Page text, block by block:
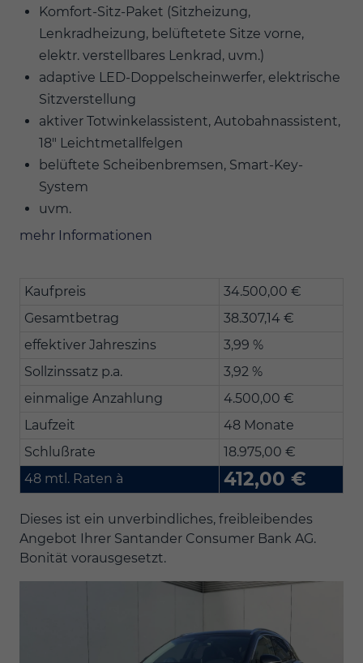
Komfort-Sitz-Paket (Sitzheizung,
Lenkradheizung, belüftetete Sitze vorne,
elektr. verstellbares Lenkrad, uvm.)
adaptive LED-Doppelscheinwerfer, elektrische
Sitzverstellung
aktiver Totwinkelassistent, Autobahnassistent,
18" Leichtmetallfelgen
belüftete Scheibenbremsen, Smart-Key-
System
uvm.
mehr Informationen
Kaufpreis
34.500,00 €
Gesamtbetrag
38.307,14 €
effektiver Jahreszins
3,99 %
Sollzinssatz p.a.
3,92 %
einmalige Anzahlung
4.500,00 €
Laufzeit
48 Monate
Schlußrate
18.975,00 €
48 mtl. Raten à
412,00 €
Dieses ist ein unverbindliches, freibleibendes
Angebot Ihrer Santander Consumer Bank AG.
Bonität vorausgesetzt.